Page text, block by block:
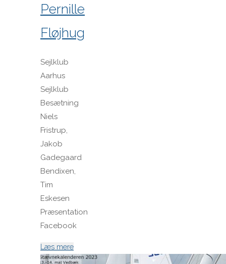
Pernille
Fløjhug
Sejlklub
Aarhus
Sejlklub
Besætning
Niels
Fristrup,
Jakob
Gadegaard
Bendixen,
Tim
Eskesen
Præsentation
Facebook
Læs mere"DEN
535